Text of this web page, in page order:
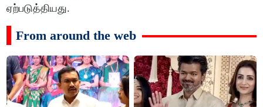
ஏற்படுத்தியது.
From around the web